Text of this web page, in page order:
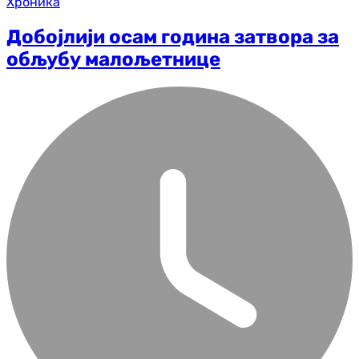
Добојлији осам година затвора за
обљубу малољетнице